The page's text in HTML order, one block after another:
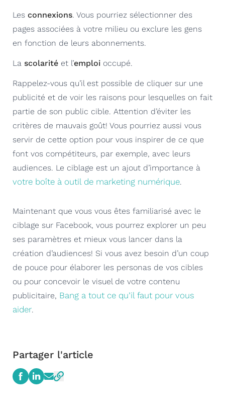
Partager l'article
Les connexions. Vous pourriez sélectionner des
pages associées à votre milieu ou exclure les gens
en fonction de leurs abonnements.
La scolarité et l’emploi occupé.
Rappelez-vous qu’il est possible de cliquer sur une
publicité et de voir les raisons pour lesquelles on fait
partie de son public cible. Attention d’éviter les
critères de mauvais goût! Vous pourriez aussi vous
servir de cette option pour vous inspirer de ce que
font vos compétiteurs, par exemple, avec leurs
audiences. Le ciblage est un ajout d’importance à
votre boîte à outil de marketing numérique.
Maintenant que vous vous êtes familiarisé avec le
ciblage sur Facebook, vous pourrez explorer un peu
ses paramètres et mieux vous lancer dans la
création d’audiences! Si vous avez besoin d’un coup
de pouce pour élaborer les personas de vos cibles
ou pour concevoir le visuel de votre contenu
publicitaire, Bang a tout ce qu’il faut pour vous
aider.